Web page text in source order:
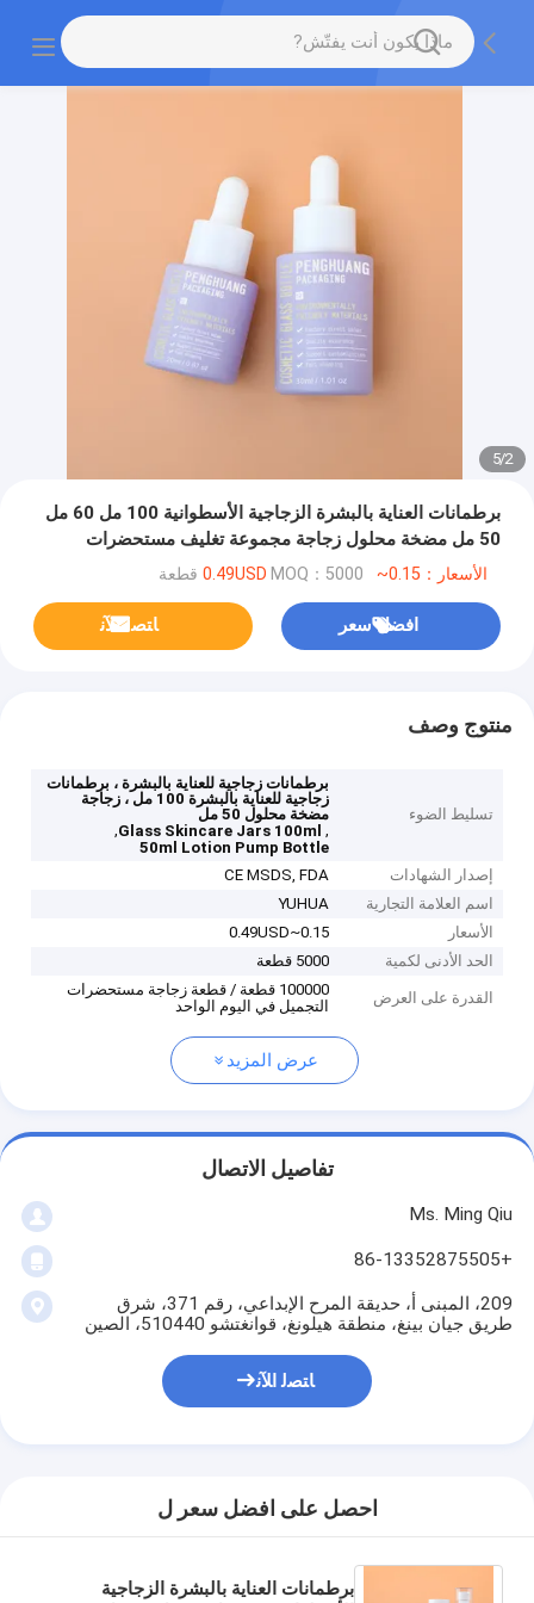
2
/
5
برطمانات العناية بالبشرة الزجاجية الأسطوانية 100 مل 60 مل
50 مل مضخة محلول زجاجة مجموعة تغليف مستحضرات
التجميل الفارغة
الأسعار：0.15~0.49USD MOQ：5000 قطعة
افضل سعر ﺎﺘﺼﻟ ﺍﻶﻧ
منتوج وصف
تسليط الضوء
برطمانات زجاجية للعناية بالبشرة ، برطمانات
زجاجية للعناية بالبشرة 100 مل ، زجاجة
مضخة محلول 50 مل
,
Glass Skincare Jars 100ml
,
50ml Lotion Pump Bottle
إصدار الشهادات
CE MSDS, FDA
اسم العلامة التجارية
YUHUA
الأسعار
0.15~0.49USD
الحد الأدنى لكمية
5000 قطعة
القدرة على العرض
100000 قطعة / قطعة زجاجة مستحضرات
التجميل في اليوم الواحد
عرض المزيد
تفاصيل الاتصال
Ms. Ming Qiu
+86-13352875505
209، المبنى أ، حديقة المرح الإبداعي، رقم 371، شرق
طريق جيان بينغ، منطقة هيلونغ، قوانغتشو 510440، الصين
ﺎﺘﺼﻟ ﺍﻶﻧ
احصل على افضل سعر ل
برطمانات العناية بالبشرة الزجاجية